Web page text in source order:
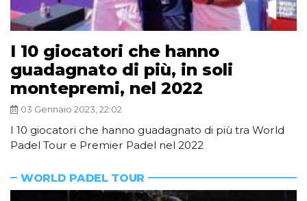
I 10 giocatori che hanno
guadagnato di più, in soli
montepremi, nel 2022
03 Gennaio 2023, 22:02
I 10 giocatori che hanno guadagnato di più tra World
Padel Tour e Premier Padel nel 2022
WORLD PADEL TOUR